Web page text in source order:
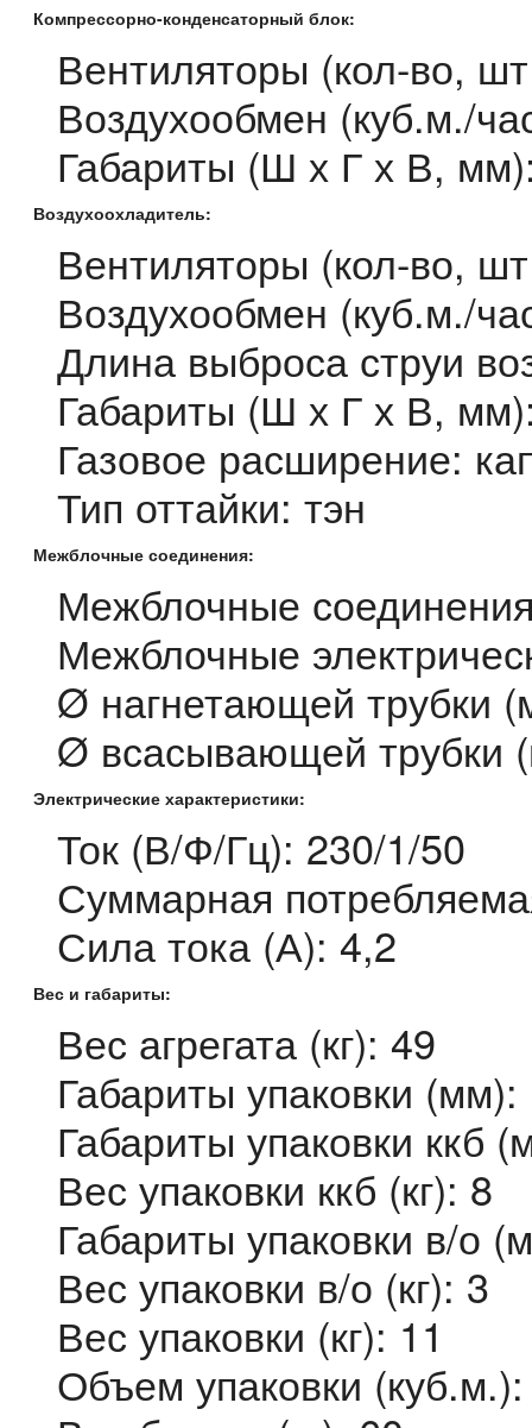
Компрессорно-конденсаторный блок:
Вентиляторы (кол-во,
Воздухообмен (куб.м./
Габариты (Ш х Г х В,
Воздухоохладитель:
Вентиляторы (кол-во,
Воздухообмен (куб.м./
Длина выброса струи
Габариты (Ш х Г х В,
Газовое расширение:
Тип оттайки: тэн
Межблочные соединения:
Межблочные
Межблочные
Ø нагнетающей трубки
Ø всасывающей трубки
Электрические характеристики:
Ток (В/Ф/Гц): 230/1/50
Суммарная
Сила тока (А): 4,2
Вес и габариты:
Вес агрегата (кг): 49
Габариты упаковки (мм):
Габариты упаковки ккб
Вес упаковки ккб (кг): 8
Габариты упаковки в/о
Вес упаковки в/о (кг): 3
Вес упаковки (кг): 11
Объем упаковки